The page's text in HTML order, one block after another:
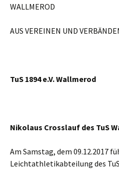
WALLMEROD
AUS VEREINEN UND
TuS 1894 e.V. Wallmerod
Nikolaus Crosslauf des TuS
Am Samstag, dem 09.12.2017
Leichtathletikabteilung des